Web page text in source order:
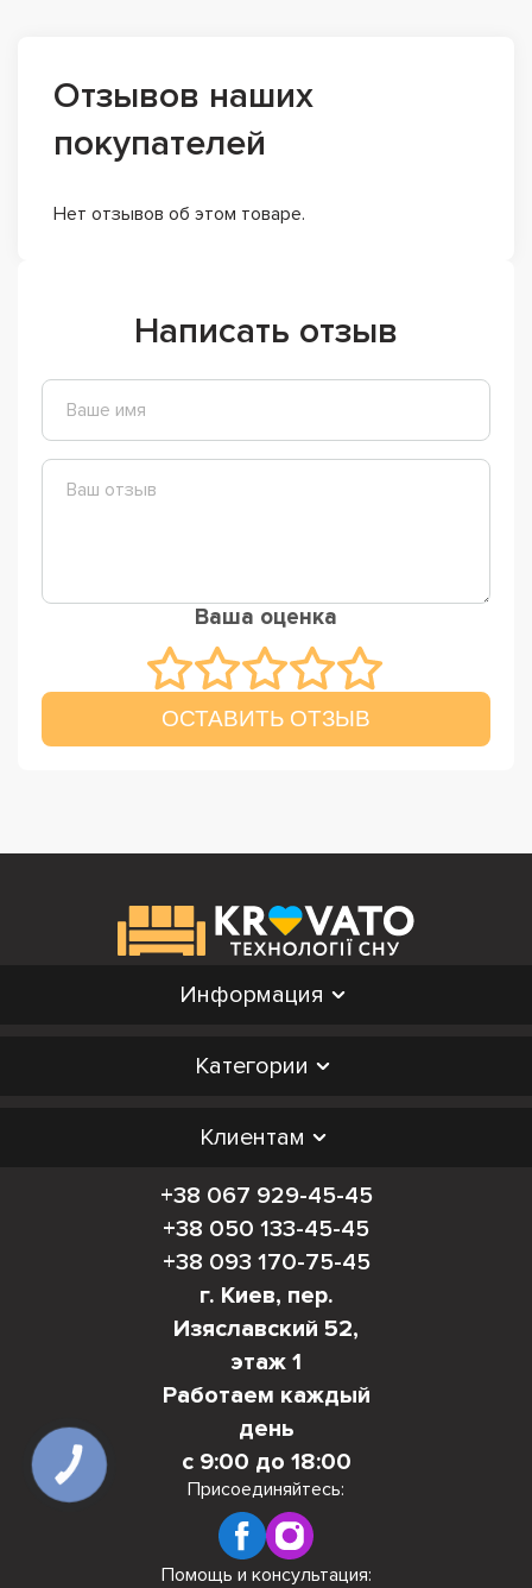
Отзывов наших
покупателей
Нет отзывов об этом товаре.
Написать отзыв
Ваша оценка
ОСТАВИТЬ ОТЗЫВ
Информация
Категории
Клиентам
+38 067 929-45-45
+38 050 133-45-45
+38 093 170-75-45
г. Киев, пер.
Изяславский 52,
этаж 1
Работаем каждый
день
с 9:00 до 18:00
Присоединяйтесь:
Помощь и консультация:
КНОПКА
СВЯЗИ